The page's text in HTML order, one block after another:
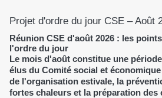
Projet d'ordre du jour CSE – Août
Réunion CSE d'août 2026 : les
l'ordre du jour
Le mois d'août constitue une
élus du Comité social et
de l'organisation estivale, la
fortes chaleurs et la préparation des